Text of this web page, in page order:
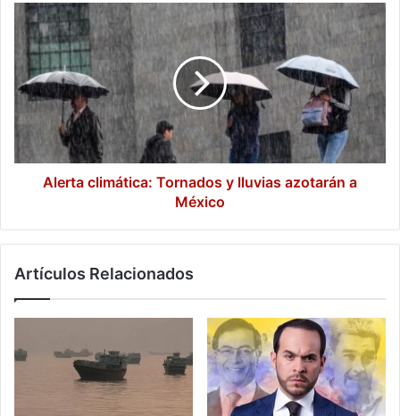
Alerta
climática:
Tornados
y
lluvias
azotarán
a
México
Alerta climática: Tornados y lluvias azotarán a
México
Artículos Relacionados